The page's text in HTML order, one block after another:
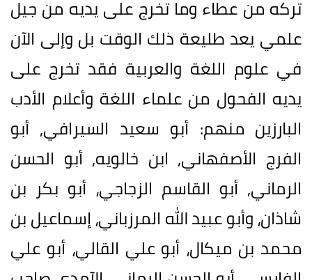
تركه من عطاء وما تخرج على يديه من جيل
علمي يعد طليعة ذلك الوقت بل وإلى الآن
في علوم اللغة والعربية فقد تخرج على
يديه الفحول من علماء اللغة وأعلام الأدب
البارزين منهم: أبو سعيد السيرافي, أبو
الفرج الأصفهاني, ابن خالويه, أبو الحسن
الرماني, أبو القاسم الزجاجي، أبو بكر بن
شاذان، وأبو عبيد الله المرزباني، إسماعيل بن
محمد بن ميكال، أبو علي القالي، أبو علي